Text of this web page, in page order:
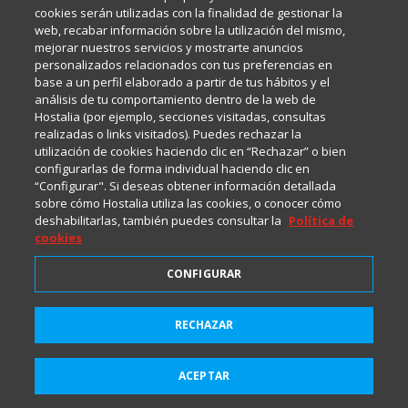
para mantenerte a la última
Suscribirme
Internet y Tecnología.
Política de privacidad
Política de cookies
Aviso legal
2001-2026 © Copyright
Todos los Derechos Reservados
cookies serán utilizadas con la finalidad de gestionar la
web, recabar información sobre la utilización del mismo,
mejorar nuestros servicios y mostrarte anuncios
personalizados relacionados con tus preferencias en
base a un perfil elaborado a partir de tus hábitos y el
análisis de tu comportamiento dentro de la web de
Hostalia (por ejemplo, secciones visitadas, consultas
realizadas o links visitados). Puedes rechazar la
utilización de cookies haciendo clic en “Rechazar” o bien
configurarlas de forma individual haciendo clic en
“Configurar". Si deseas obtener información detallada
sobre cómo Hostalia utiliza las cookies, o conocer cómo
deshabilitarlas, también puedes consultar la Política de
cookies
CONFIGURAR
RECHAZAR
ACEPTAR